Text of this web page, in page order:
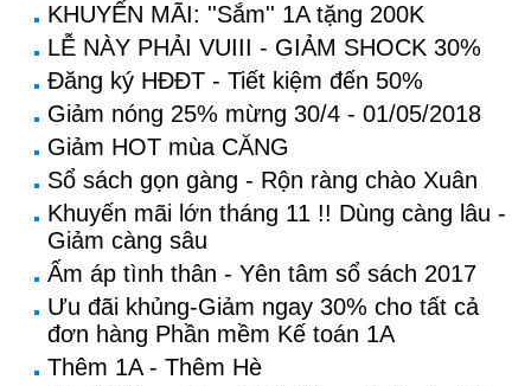
KHUYẾN MÃI: ''Sắm'' 1A tặng 200K
LỄ NÀY PHẢI VUIII - GIẢM SHOCK 30%
Đăng ký HĐĐT - Tiết kiệm đến 50%
Giảm nóng 25% mừng 30/4 - 01/05/2018
Giảm HOT mùa CĂNG
Sổ sách gọn gàng - Rộn ràng chào Xuân
Khuyến mãi lớn tháng 11 !! Dùng càng lâu -
Giảm càng sâu
Ấm áp tình thân - Yên tâm sổ sách 2017
Ưu đãi khủng-Giảm ngay 30% cho tất cả
đơn hàng Phần mềm Kế toán 1A
Thêm 1A - Thêm Hè